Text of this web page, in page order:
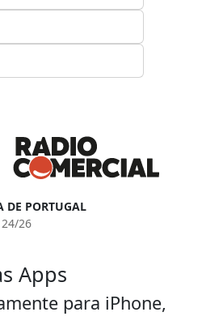
PORTUGAL
26
Apps
para iPhone,